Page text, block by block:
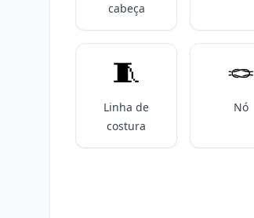
cabeça
🧵
Linha de
costura
🪢
Nó